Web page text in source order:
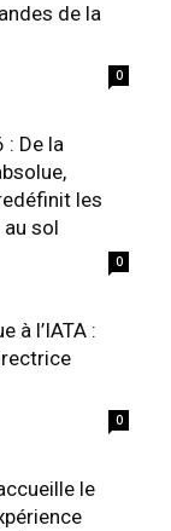
de la
0
: De la
les
sol
0
à l’IATA :
0
le